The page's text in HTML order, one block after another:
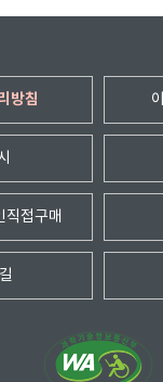
방침
직접구매